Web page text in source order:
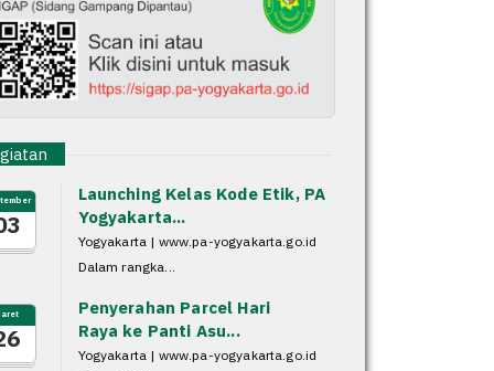
Launching Kelas Kode Etik, PA
Yogyakarta...
Yogyakarta | www.pa-yogyakarta.go.id
Dalam rangka...
Penyerahan Parcel Hari
Raya ke Panti Asu...
Yogyakarta | www.pa-yogyakarta.go.id